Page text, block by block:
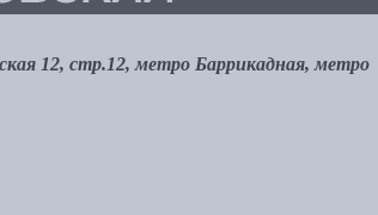
12, стр.12, метро Баррикадная, метро